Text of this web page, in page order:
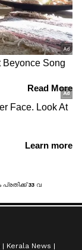
Kerala News